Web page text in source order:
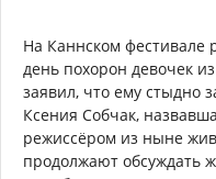
На Каннском фестивале
день похорон девочек
заявил, что ему стыдно
Ксения Собчак,
режиссёром из ныне
продолжают обсуждать